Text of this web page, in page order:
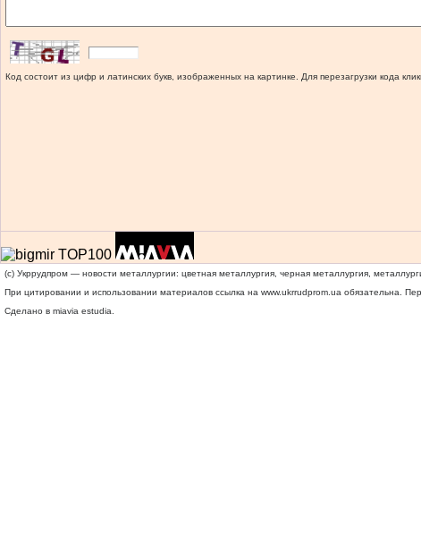
Код состоит из цифр и латинских букв, изображенных на картинке. Для перезагрузки кода
(c) Укррудпром — новости металлургии: цветная металлургия, черная металлургия,
При цитировании и использовании материалов ссылка на www.ukrrudprom.ua обязательна.
Сделано в miavia estudia.